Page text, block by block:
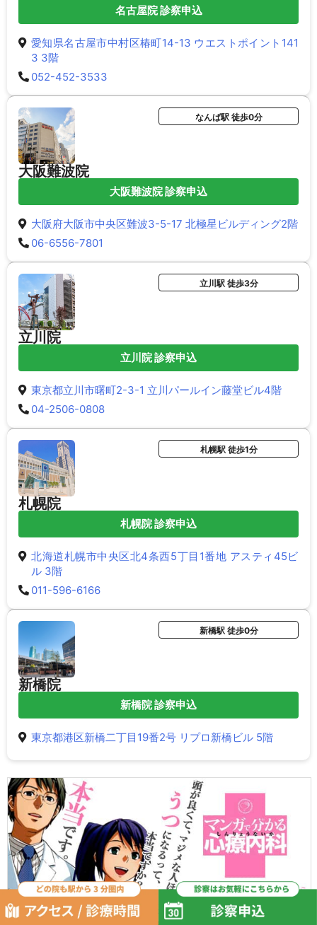
名古屋院 診察申込
愛知県名古屋市中村区椿町14-13 ウエストポイント141
3 3階
052-452-3533
大阪難波院
なんば駅 徒歩0分
大阪難波院 診察申込
大阪府大阪市中央区難波3-5-17 北極星ビルディング2階
06-6556-7801
立川院
立川駅 徒歩3分
立川院 診察申込
東京都立川市曙町2-3-1 立川パールイン藤堂ビル4階
04-2506-0808
札幌院
札幌駅 徒歩1分
札幌院 診察申込
北海道札幌市中央区北4条西5丁目1番地 アスティ45ビ
ル 3階
011-596-6166
新橋院
新橋駅 徒歩0分
新橋院 診察申込
東京都港区新橋二丁目19番2号 リプロ新橋ビル 5階
ゆうきゆうが手がける『 マンガで分かる心療内科』